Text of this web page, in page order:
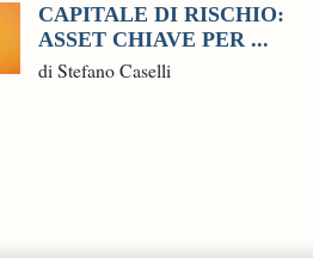
CAPITALE DI RISCHIO:
ASSET CHIAVE PER ...
di Stefano Caselli